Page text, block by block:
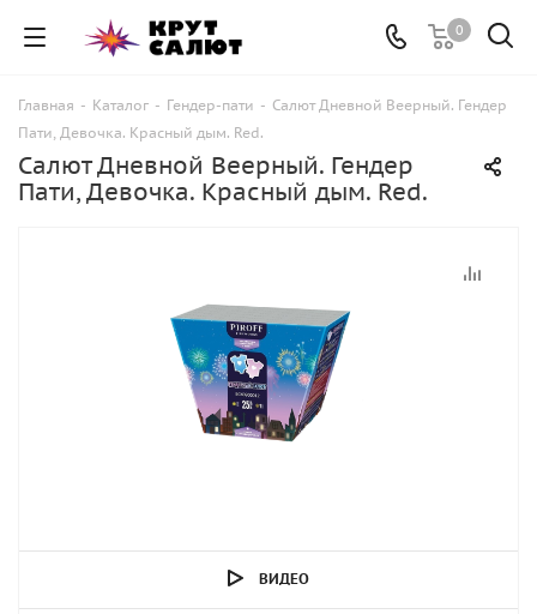
0
Главная - Каталог - Гендер-пати - Салют Дневной Веерный. Гендер
Пати, Девочка. Красный дым. Red.
Салют Дневной Веерный. Гендер
Пати, Девочка. Красный дым. Red.
ВИДЕО